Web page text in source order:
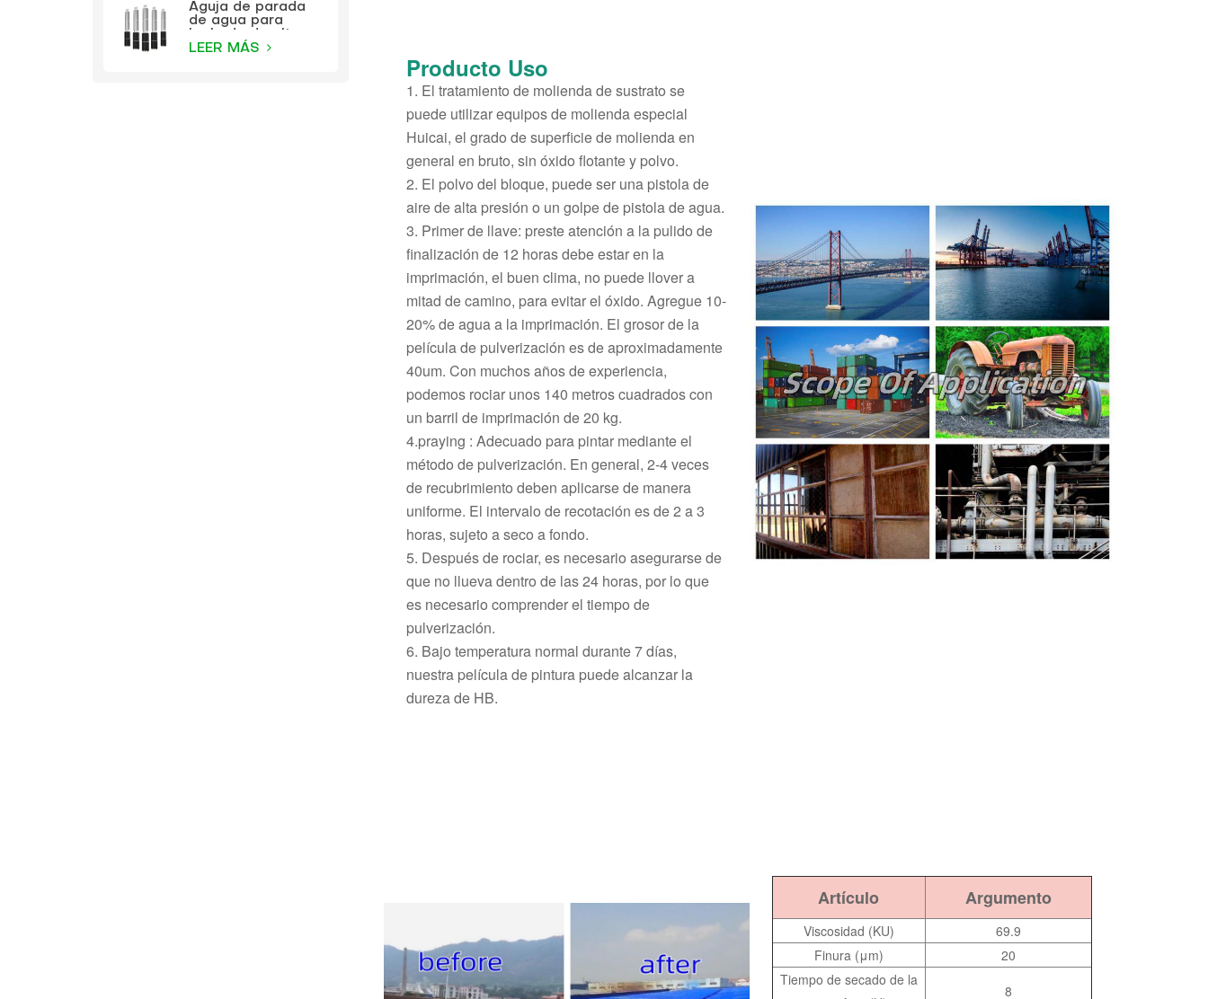
Aguja de parada
de agua para
presión KEZU
LEER MÁS
Producto Uso
1. El tratamiento de molienda de sustrato se
puede utilizar equipos de molienda especial
Huicai, el grado de superficie de molienda en
general en bruto, sin óxido flotante y polvo.
2. El polvo del bloque, puede ser una pistola de
aire de alta presión o un golpe de pistola de agua.
3. Primer de llave: preste atención a la pulido de
finalización de 12 horas debe estar en la
imprimación, el buen clima, no puede llover a
mitad de camino, para evitar el óxido. Agregue 10-
20% de agua a la imprimación. El grosor de la
película de pulverización es de aproximadamente
40um. Con muchos años de experiencia,
podemos rociar unos 140 metros cuadrados con
un barril de imprimación de 20 kg.
4.praying : Adecuado para pintar mediante el
método de pulverización. En general, 2-4 veces
de recubrimiento deben aplicarse de manera
uniforme. El intervalo de recotación es de 2 a 3
horas, sujeto a seco a fondo.
5. Después de rociar, es necesario asegurarse de
que no llueva dentro de las 24 horas, por lo que
es necesario comprender el tiempo de
pulverización.
6. Bajo temperatura normal durante 7 días,
nuestra película de pintura puede alcanzar la
dureza de HB.
Artículo Argumento
Viscosidad (KU)
69.9
Finura (μm)
20
Tiempo de secado de la
8